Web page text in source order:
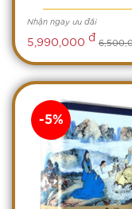
Nhận ngay ưu đãi
5,990,000 đ
-5%